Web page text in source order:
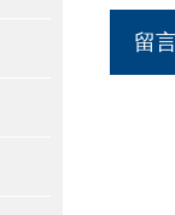
留